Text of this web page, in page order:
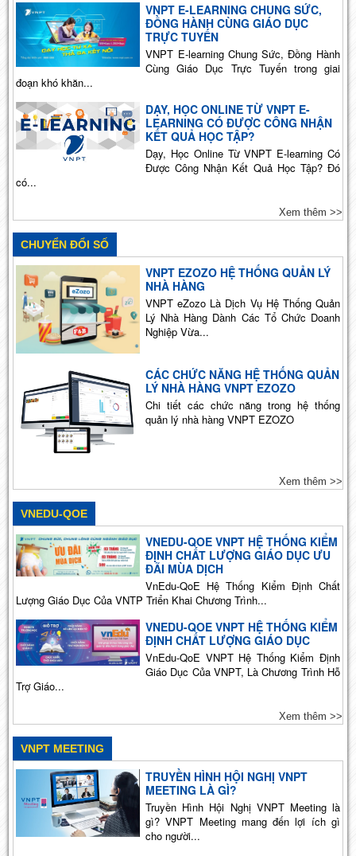
VNPT E-LEARNING CHUNG SỨC,
ĐỒNG HÀNH CÙNG GIÁO DỤC
TRỰC TUYẾN
VNPT E-learning Chung Sức, Đồng Hành
Cùng Giáo Dục Trực Tuyến trong giai
đoạn khó khăn...
DẠY, HỌC ONLINE TỪ VNPT E-
LEARNING CÓ ĐƯỢC CÔNG NHẬN
KẾT QUẢ HỌC TẬP?
Dạy, Học Online Từ VNPT E-learning Có
Được Công Nhận Kết Quả Học Tập? Đó
có...
Xem thêm >>
CHUYỂN ĐỔI SỐ
VNPT EZOZO HỆ THỐNG QUẢN LÝ
NHÀ HÀNG
VNPT eZozo Là Dịch Vụ Hệ Thống Quản
Lý Nhà Hàng Dành Các Tổ Chức Doanh
Nghiệp Vừa...
CÁC CHỨC NĂNG HỆ THỐNG QUẢN
LÝ NHÀ HÀNG VNPT EZOZO
Chi tiết các chức năng trong hệ thống
quản lý nhà hàng VNPT EZOZO
Xem thêm >>
VNEDU-QOE
VNEDU-QOE VNPT HỆ THỐNG KIỂM
ĐỊNH CHẤT LƯỢNG GIÁO DỤC ƯU
ĐÃI MÙA DỊCH
VnEdu-QoE Hệ Thống Kiểm Định Chất
Lượng Giáo Dục Của VNTP Triển Khai Chương Trình...
VNEDU-QOE VNPT HỆ THỐNG KIỂM
ĐỊNH CHẤT LƯỢNG GIÁO DỤC
VnEdu-QoE VNPT Hệ Thống Kiểm Định
Giáo Dục Của VNPT, Là Chương Trình Hỗ
Trợ Giáo...
Xem thêm >>
VNPT MEETING
TRUYỀN HÌNH HỘI NGHỊ VNPT
MEETING LÀ GÌ?
Truyền Hình Hội Nghị VNPT Meeting là
gì? VNPT Meeting mang đến lợi ích gì
cho người...